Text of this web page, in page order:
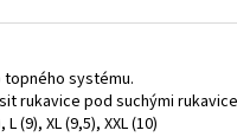
systému.
rukavice pod suchými
(9), XL (9,5), XXL (10)